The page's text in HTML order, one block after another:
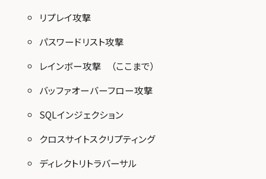
リプレイ攻撃
パスワードリスト攻撃
レインボー攻撃 （ここまで）
バッファオーバーフロー攻撃
SQLインジェクション
クロスサイトスクリプティング
ディレクトリトラバーサル